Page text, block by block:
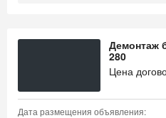
Демонтаж
280
Цена
Дата размещения объявления: